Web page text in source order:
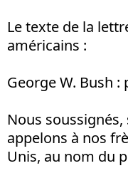
Le texte de la
américains :
George W. Bush :
Nous
appelons à nos
Unis, au nom du